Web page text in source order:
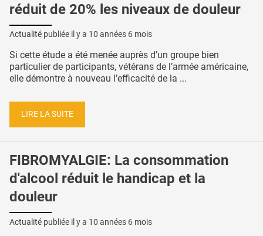
réduit de 20% les niveaux de douleur
Actualité publiée il y a 10 années 6 mois
Si cette étude a été menée auprès d’un groupe bien
particulier de participants, vétérans de l’armée américaine,
elle démontre à nouveau l’efficacité de la ...
LIRE LA SUITE
FIBROMYALGIE: La consommation
d'alcool réduit le handicap et la
douleur
Actualité publiée il y a 10 années 6 mois